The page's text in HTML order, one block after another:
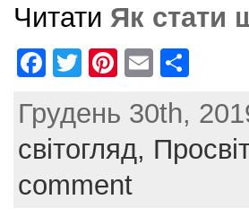
Читати Як стати
F
c
e
b
T
itt
er
Pi
er
e
st
E
ai
l
ar
e
Грудень 30th,
світогляд,
comment